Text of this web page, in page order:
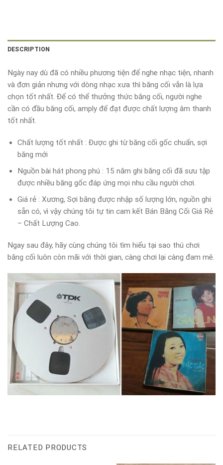
DESCRIPTION
Ngày nay dù đã có nhiều phương tiện để nghe nhạc tiện, nhanh
và đơn giản nhưng với dòng nhạc xưa thì băng cối vẫn là lựa
chọn tốt nhất. Để có thể thưởng thức băng cối, người nghe
cần có đầu băng cối, amply để đạt được chất lượng âm thanh
tốt nhất.
Chất lượng tốt nhất : Được ghi từ băng cối gốc chuẩn, sợi
băng mới
Nguồn bài hát phong phú : 15 năm ghi băng cối đã sưu tập
được nhiều băng gốc đáp ứng mọi nhu cầu người chơi.
Giá rẻ : Xương, Sợi băng được nhập số lượng lớn, nguồn ghi
sẵn có, vì vậy chúng tôi tự tin cam kết Bán Băng Cối Giá Rẻ
– Chất Lượng Cao.
Ngay sau đây, hãy cùng chúng tôi tìm hiểu tại sao thú chơi
băng cối luôn còn mãi với thời gian, càng chơi lại càng đam mê.
RELATED PRODUCTS